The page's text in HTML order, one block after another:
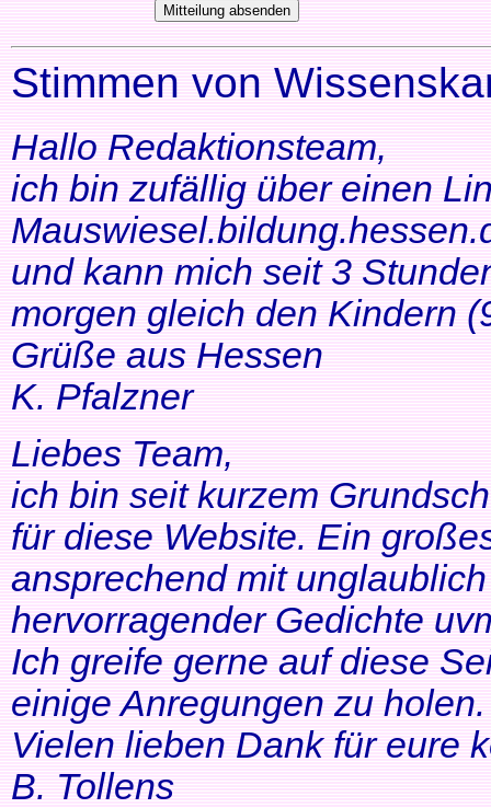
Stimmen von
Hallo Redaktionsteam,
ich bin zufällig über einen
und kann mich seit 3
morgen gleich den Kindern
Grüße aus Hessen
K. Pfalzner
Liebes Team,
ich bin seit kurzem
für diese Website. Ein
ansprechend mit
hervorragender Gedichte
Ich greife gerne auf diese
einige Anregungen zu
Vielen lieben Dank für eure
B. Tollens